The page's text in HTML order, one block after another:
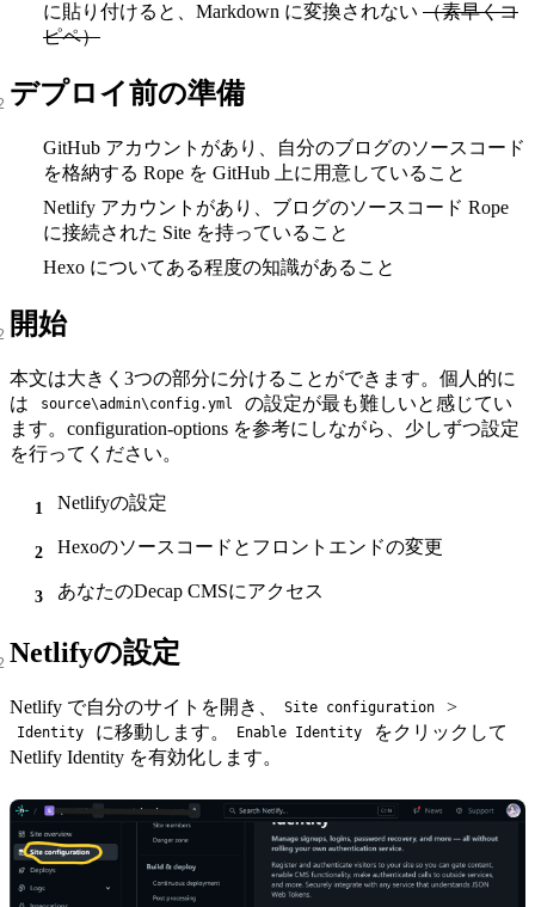
に貼り付けると、Markdown に変換されない （素早くコ
ピペ）
デプロイ前の準備
GitHub アカウントがあり、自分のブログのソースコード
を格納する Rope を GitHub 上に用意していること
Netlify アカウントがあり、ブログのソースコード Rope
に接続された Site を持っていること
Hexo についてある程度の知識があること
開始
本文は大きく3つの部分に分けることができます。個人的に
は
source\admin\config.yml
の設定が最も難しいと感じてい
ます。 configuration-options を参考にしながら、少しずつ設定
を行ってください。
Netlifyの設定
Hexoのソースコードとフロントエンドの変更
あなたのDecap CMSにアクセス
Netlifyの設定
Netlify で自分のサイトを開き、 Site configuration >
Identity に移動します。 Enable Identity
をクリックして
Netlify Identity を有効化します。